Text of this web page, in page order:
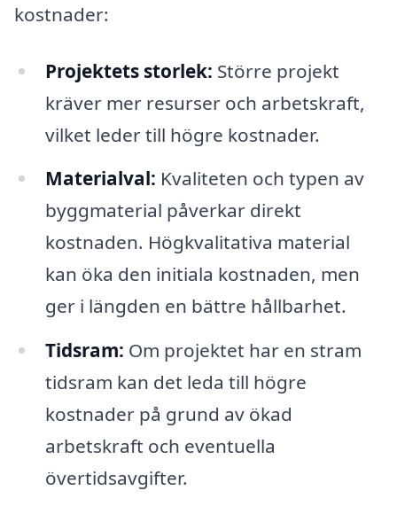
kostnader:
Projektets storlek: Större projekt
kräver mer resurser och arbetskraft,
vilket leder till högre kostnader.
Materialval: Kvaliteten och typen av
byggmaterial påverkar direkt
kostnaden. Högkvalitativa material
kan öka den initiala kostnaden, men
ger i längden en bättre hållbarhet.
Tidsram: Om projektet har en stram
tidsram kan det leda till högre
kostnader på grund av ökad
arbetskraft och eventuella
övertidsavgifter.